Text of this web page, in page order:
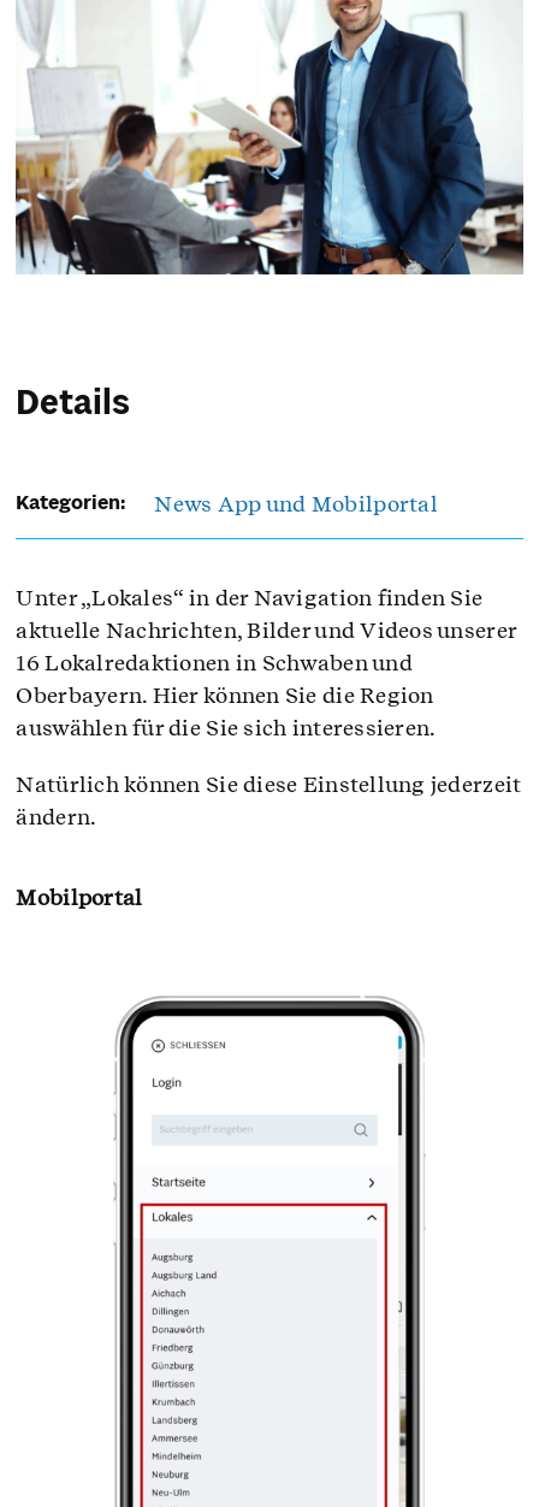
Mein Konto
Suche
Unter „Lokales“ in der Navigation finden Sie
aktuelle Nachrichten, Bilder und Videos unserer
16 Lokalredaktionen in Schwaben und
Oberbayern. Hier können Sie die Region
auswählen für die Sie sich interessieren.
Natürlich können Sie diese Einstellung jederzeit
ändern.
Mobilportal
Details
Kategorien: News App und Mobilportal